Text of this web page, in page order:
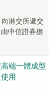
港交所遞交
中信證券擔
端一體成型
用